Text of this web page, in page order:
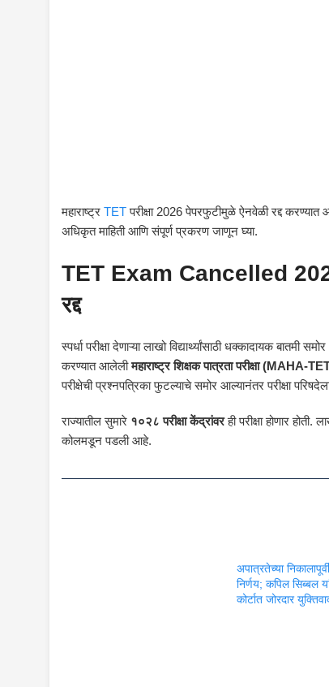
महाराष्ट्र TETपरीक्षा 2026 पेपरफुटीमुळे ऐनवेळी रद्द करण्यात
अधिकृत माहिती आणि संपूर्ण प्रकरण जाणून घ्या.
TET Exam Cancelled 2026:
रद्द
स्पर्धा परीक्षा देणाऱ्या लाखो विद्यार्थ्यांसाठी धक्कादायक
करण्यात आलेलीमहाराष्ट्र शिक्षक पात्रता परीक्षा (MAHA-
परीक्षेची प्रश्नपत्रिका फुटल्याचे समोर आल्यानंतर परीक्षा
राज्यातील सुमारे १०२८ परीक्षा केंद्रांवरही परीक्षा होणार होती.
कोलमडून पडली आहे.
अपात्रतेच्या
निर्णय; कपिल सिब्बल
कोर्टात जोरदार